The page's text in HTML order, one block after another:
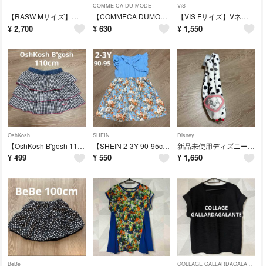
【RASW Mサイズ】ラス 半袖 ニット 黒ブラック シンプル 美品✨Tシャツ
¥ 2,700
COMME CA DU MODE
【COMMECA DUMODE110cm】コムサ半袖シャツワンピース黄色女の子
¥ 630
ViS
【VIS Fサイズ】Vネックフレンチスリーズロングワンピース ライトグレー
¥ 1,550
OshKosh
【OshKosh B'gosh 110cm】ギンガムチェックフリルスカート
¥ 499
SHEIN
【SHEIN 2-3Y 90-95cm】シーイン半袖ワンピース水色花柄Aライン
¥ 550
Disney
新品未使用ディズニー101匹わんちゃんマルチストラップ Disneyしっぽ手ぶら
¥ 1,650
BeBe COLLAGE GALLARDAGALANTE